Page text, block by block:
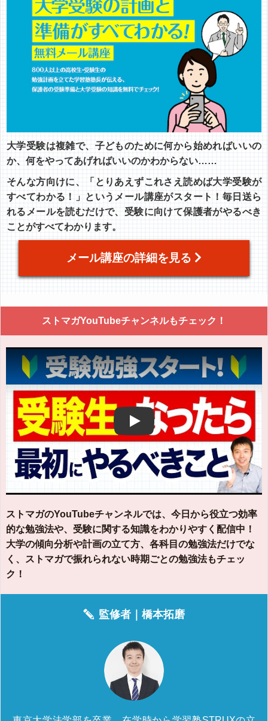
大学受験は複雑で、子どものために何から始めればいいの
か、何をやってあげればいいのかわからない……
そんな方向けに、「とりあえずこれさえ読めば大学受験が
すべてわかる！」というメール講座がスタート！毎日送ら
れるメールを読むだけで、受験に向けて保護者がやるべき
ことがすべてわかります。
メール講座の詳細を見る
ストマガYouTubeチャンネルもチェック！
Play
ストマガのYouTubeチャンネルでは、今日から役立つ効率
的な勉強法や、受験に関する知識をわかりやすく配信中！
大学の傾向分析や計画の立て方、各科目の勉強法だけでな
く、ストマガで振れられない時期ごとの勉強法もチェッ
ク！
監修者｜橋本拓磨